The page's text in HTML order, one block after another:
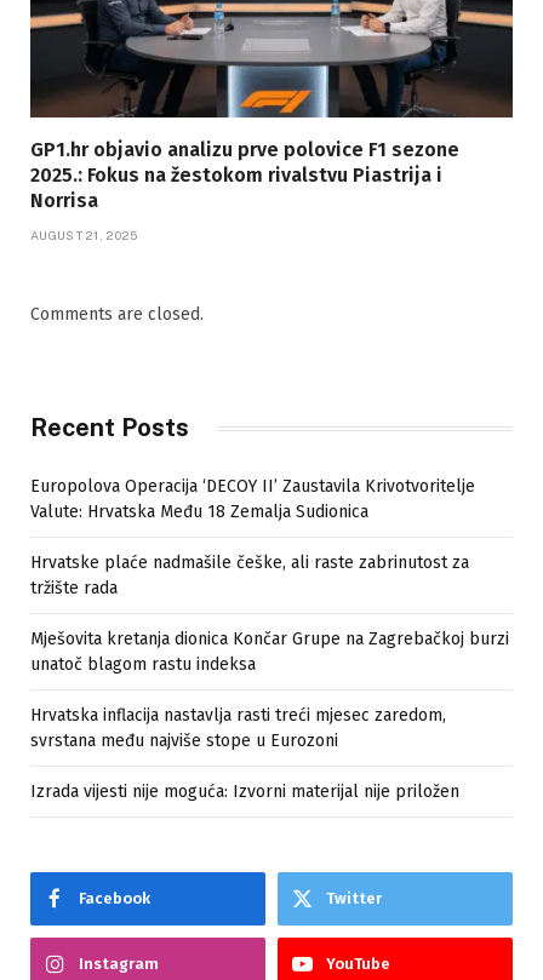
GP1.hr objavio analizu prve polovice F1 sezone
2025.: Fokus na žestokom rivalstvu Piastrija i
Norrisa
AUGUST 21, 2025
Comments are closed.
Recent Posts
Europolova Operacija ‘DECOY II’ Zaustavila Krivotvoritelje
Valute: Hrvatska Među 18 Zemalja Sudionica
Hrvatske plaće nadmašile češke, ali raste zabrinutost za
tržište rada
Mješovita kretanja dionica Končar Grupe na Zagrebačkoj burzi
unatoč blagom rastu indeksa
Hrvatska inflacija nastavlja rasti treći mjesec zaredom,
svrstana među najviše stope u Eurozoni
Izrada vijesti nije moguća: Izvorni materijal nije priložen
Facebook Twitter
Instagram YouTube